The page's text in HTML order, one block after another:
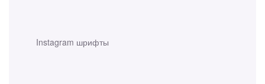
Instagram шрифты